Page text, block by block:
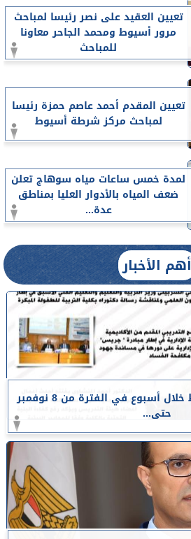
تعيين العقيد على نصر رئيسا لمباحث
مرور أسيوط ومحمد الجاحر معاونا
للمباحث
تعيين المقدم أحمد عاصم حمزة رئيسا
لمباحث مركز شرطة أسيوط
لمدة خمس ساعات مياه سوهاج تعلن
ضعف المياه بالأدوار العليا بمناطق
عدة...
أهم الأخبار
أبرز أخبار جامعة أسيوط خلال أسبوع في الفترة من 8 نوفمبر
حتى...